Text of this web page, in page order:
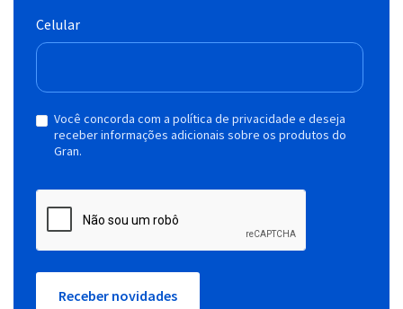
Celular
Você concorda com a política de privacidade e deseja
receber informações adicionais sobre os produtos do
Gran.
Receber novidades